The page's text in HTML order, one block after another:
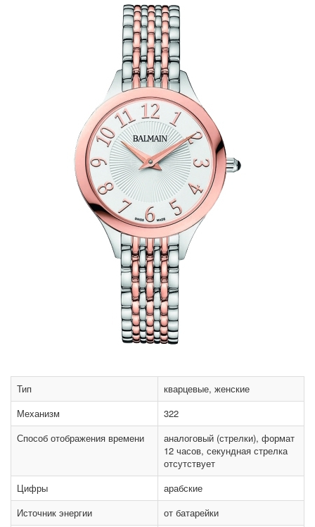
Тип
кварцевые, женские
Механизм
322
Способ отображения времени
аналоговый (стрелки), формат
12 часов, секундная стрелка
отсутствует
Цифры
арабские
Источник энергии
от батарейки